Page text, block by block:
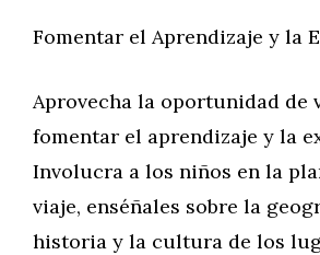
Fomentar el Aprendizaje y la
Aprovecha la oportunidad de
fomentar el aprendizaje y la
Involucra a los niños en la
viaje, enséñales sobre la
historia y la cultura de los